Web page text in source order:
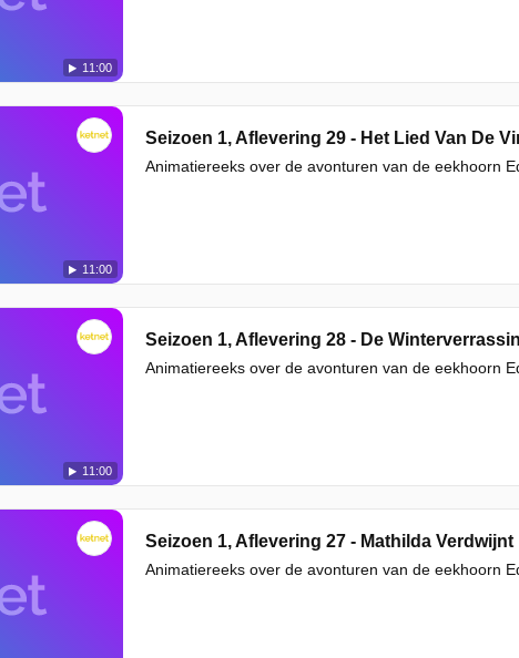
11:00
11:00
Seizoen 1, Aflevering 29 - Het Lied Van De
Animatiereeks over de avonturen van de eekhoorn
11:00
Seizoen 1, Aflevering 28 - De
Animatiereeks over de avonturen van de eekhoorn
Seizoen 1, Aflevering 27 - Mathilda Verdwijnt
Animatiereeks over de avonturen van de eekhoorn